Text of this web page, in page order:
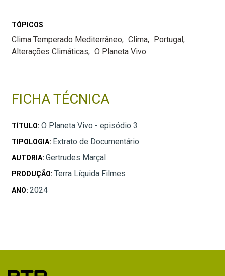
TÓPICOS
Clima Temperado Mediterrâneo Clima
Portugal
Alterações Climáticas
O Planeta Vivo
FICHA TÉCNICA
TÍTULO: O Planeta Vivo - episódio 3
TIPOLOGIA: Extrato de Documentário
AUTORIA: Gertrudes Marçal
PRODUÇÃO: Terra Líquida Filmes
ANO: 2024